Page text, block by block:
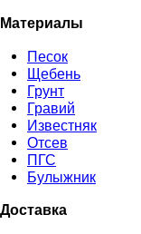
Материалы
Песок
Щебень
Грунт
Гравий
Известняк
Отсев
ПГС
Булыжник
Доставка